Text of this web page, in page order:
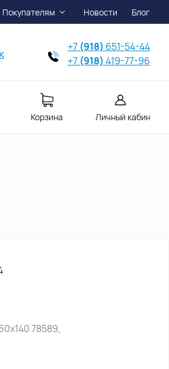
Покупателям Новости Блог
+7 (918) 651-54-44
+7 (918) 419-77-96
Корзина Личный кабинет
78589,